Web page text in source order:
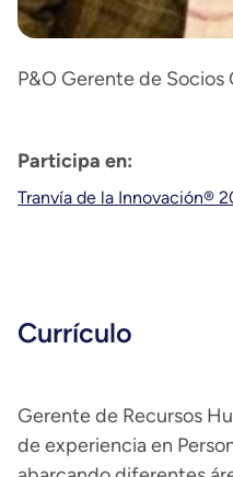
P&O Gerente de Socios
Participa en:
Tranvía de la Innovación®
Currículo
Gerente de Recursos
de experiencia en